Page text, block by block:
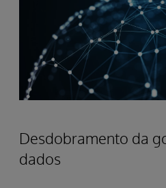
Desdobramento da
dados